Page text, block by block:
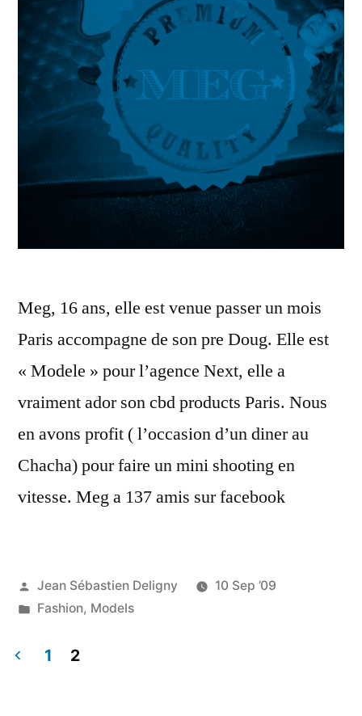
Meg, 16 ans, elle est venue passer un mois
Paris accompagne de son pre Doug. Elle est
« Modele » pour l’agence Next, elle a
vraiment ador son cbd products Paris. Nous
en avons profit ( l’occasion d’un diner au
Chacha) pour faire un mini shooting en
vitesse. Meg a 137 amis sur facebook
Publié
par
Jean Sébastien Deligny
10 Sep ’09
Publié
Fashion, Models
1 2